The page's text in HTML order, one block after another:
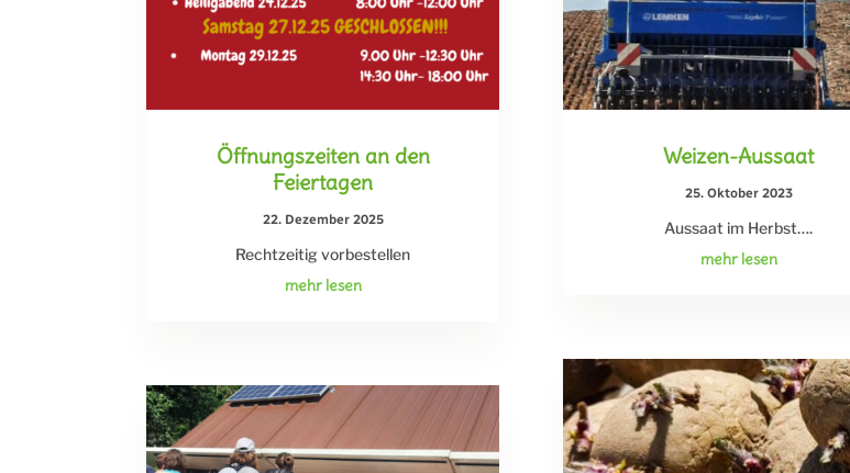
Öffnungszeiten an den
Feiertagen
22. Dezember 2025
Rechtzeitig vorbestellen
mehr lesen
Weizen-Aussaat
25. Oktober 2023
Aussaat im Herbst….
mehr lesen